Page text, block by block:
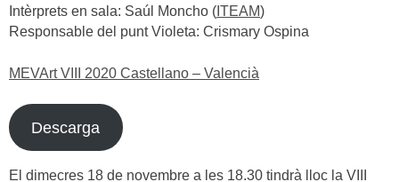
Intèrprets en sala: Saúl Moncho ( ITEAM)
Responsable del punt Violeta: Crismary Ospina
MEVArt VIII 2020 Castellano – Valencià
Descarga
El dimecres 18 de novembre a les 18.30 tindrà lloc la VIII